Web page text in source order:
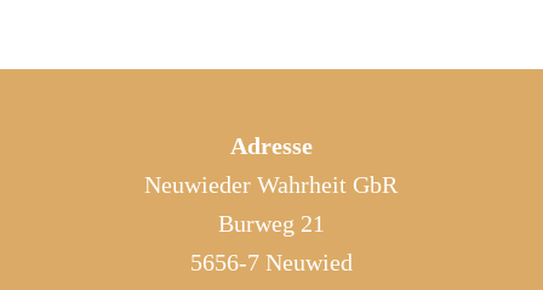
Adresse
Neuwieder Wahrheit GbR
Burweg 21
5656-7 Neuwied